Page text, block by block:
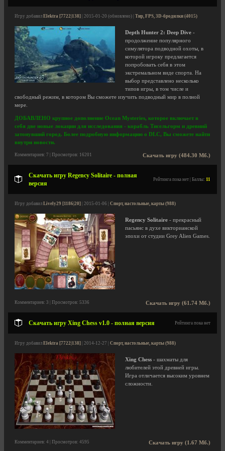
Игру добавил Elektra [7722|138] | 2015-01-20 (обновлено) | Тир, FPS, 3D-бродилки (4015)
Depth Hunter 2: Deep Dive -
продолжение популярного
симулятора подводной охоты, в
которой игроку предлагается
попробовать себя в этом
экстремальном виде спорта. На
выбор представлено несколько
типов игры, в том числе и
свободный режим, в котором Вы сможете изучить подводный мир в полной
мере.
ДОБАВЛЕНО крупное дополнение Ocean Mysteries, которое включает в
себя две новые локации для исследования - корабль Тисельгорм и древний
затонувший город. Более подробную информацию о DLC, Вы сможете найти
внутри новости.
Скачать игру (484.30 Мб.)
Комментариев: 7 | Просмотров: 16201
Скачать игру Regency Solitaire - полная
версия
Рейтинга пока нет | Баллы: 11
Игру добавил Lively29 [1186|20] | 2015-01-06 | Спорт, настольные, карты (988)
Regency Solitaire - прекрасный
пасьянс в духе викторианской
эпохи от студии Grey Alien Games.
Скачать игру (61.74 Мб.)
Комментариев: 3 | Просмотров: 5336
Скачать игру Xing Chess v1.0 - полная версия Рейтинга пока нет
Игру добавил Elektra [7722|138] | 2014-12-27 | Спорт, настольные, карты (988)
Xing Chess - шахматы для
любителей этой древней игры.
Игра отличается высоким уровнем
сложности.
Скачать игру (1.67 Мб.)
Комментариев: 4 | Просмотров: 4595